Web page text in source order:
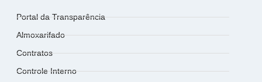
Portal da Transparência
Almoxarifado
Contratos
Controle Interno